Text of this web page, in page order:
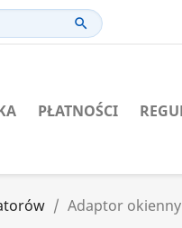
search
PŁATNOŚCI
Adaptor okienny